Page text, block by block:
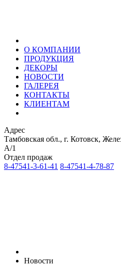
О КОМПАНИИ
ПРОДУКЦИЯ
ДЕКОРЫ
НОВОСТИ
ГАЛЕРЕЯ
КОНТАКТЫ
КЛИЕНТАМ
Адрес
Тамбовская обл., г. Котовск,
А/1
Отдел продаж
8-47541-3-61-41 8-47541-4-78-87
Новости